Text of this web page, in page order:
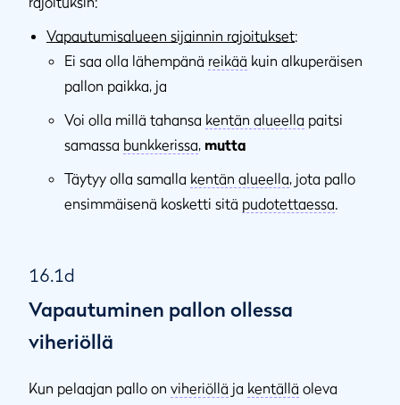
Vapautumisalueen sijainnin rajoitukset:
Ei saa olla lähempänä reikää kuin alkuperäisen
pallon paikka, ja
Voi olla millä tahansa kentän alueella paitsi
samassa bunkkerissa, mutta
Täytyy olla samalla kentän alueella, jota pallo
ensimmäisenä kosketti sitä pudotettaessa.
16.1d
Vapautuminen pallon ollessa
viheriöllä
Kun pelaajan pallo on viheriöllä ja kentällä oleva